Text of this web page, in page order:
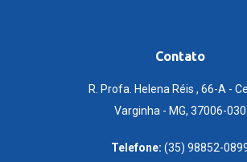
Contato
R. Profa. Helena Réis , 66-A -
Varginha - MG, 37006-030
Telefone: (35) 98852-